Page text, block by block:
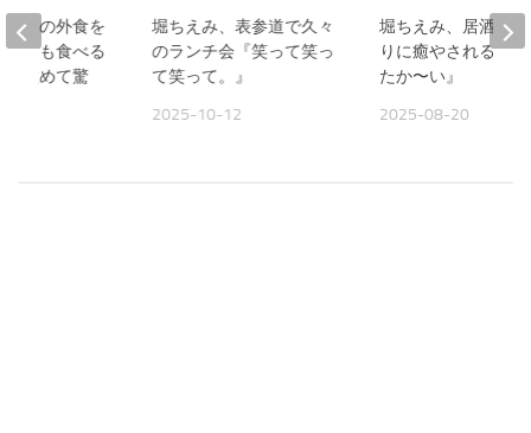
堀ちえみ、表参道で久々
のランチ会『笑って笑っ
て笑って。』
2025-10-12
堀ちえみ、居酒屋
りに癒やされる夜
たか〜い』
2025-08-20
夫との外食を
よりも食べる
て改めて驚